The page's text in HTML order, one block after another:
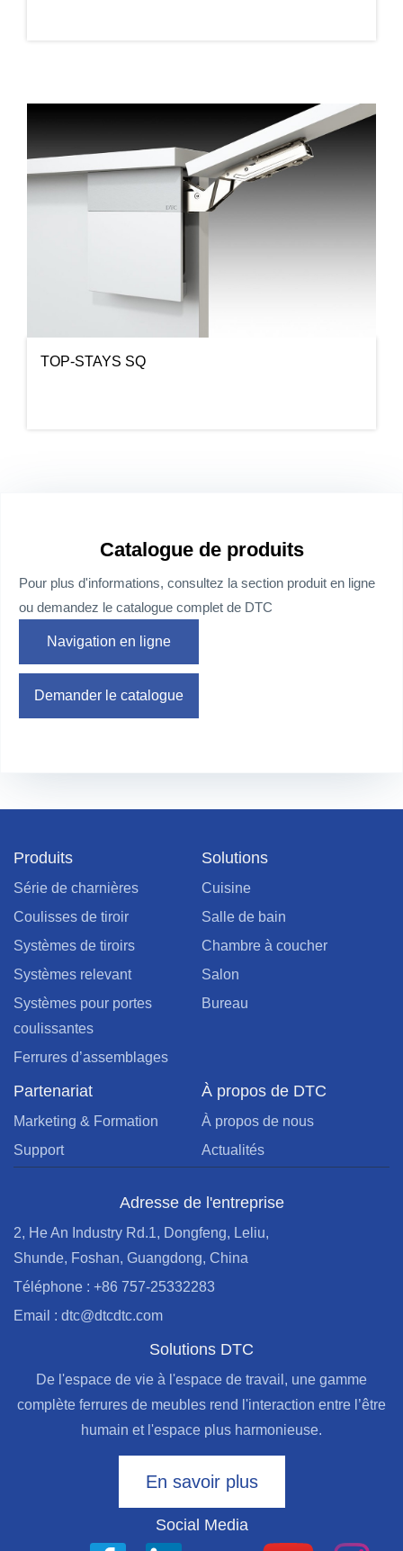
TOP-STAYS SQ
Catalogue de produits
Pour plus d'informations, consultez la section produit en ligne
ou demandez le catalogue complet de DTC
Navigation en ligne
Demander le catalogue
Produits
Série de charnières
Coulisses de tiroir
Systèmes de tiroirs
Systèmes relevant
Systèmes pour portes
coulissantes
Ferrures d’assemblages
Solutions
Cuisine
Salle de bain
Chambre à coucher
Salon
Bureau
Partenariat
Marketing & Formation
Support
À propos de DTC
À propos de nous
Actualités
Adresse de l'entreprise
2, He An Industry Rd.1, Dongfeng, Leliu,
Shunde, Foshan, Guangdong, China
Téléphone : +86 757-25332283
Email : dtc@dtcdtc.com
Solutions DTC
De l'espace de vie à l'espace de travail, une gamme
complète ferrures de meubles rend l'interaction entre l’être
humain et l'espace plus harmonieuse.
En savoir plus
Social Media